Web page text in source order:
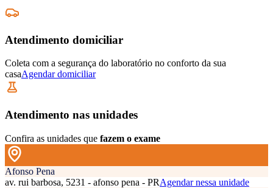
Atendimento domiciliar
Coleta com a segurança do laboratório no conforto da sua
casaAgendar domiciliar
Atendimento nas unidades
Confira as unidades que fazem o exame
Afonso Pena
av. rui barbosa, 5231 - afonso pena - PRAgendar nessa unidade